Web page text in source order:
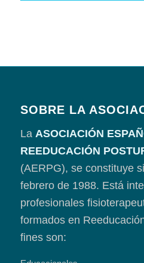
SOBRE LA
La ASOCIACIÓN
REEDUCACIÓN
(AERPG), se constituye
febrero de 1988. Está
profesionales
formados en
fines son: